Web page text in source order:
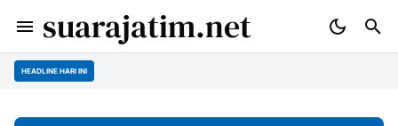
suarajatim.net
HEADLINE HARI INI